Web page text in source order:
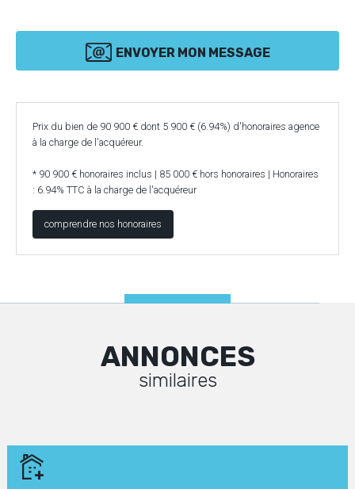
ENVOYER MON MESSAGE
Prix du bien de 90 900 € dont 5 900 € (6.94%) d'honoraires agence
à la charge de l'acquéreur.
* 90 900 € honoraires inclus | 85 000 € hors honoraires | Honoraires
: 6.94% TTC à la charge de l'acquéreur
comprendre nos honoraires
ANNONCES
similaires